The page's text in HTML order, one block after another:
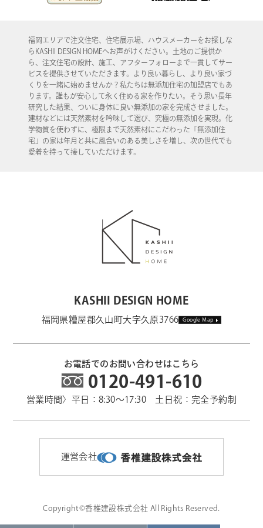
福岡エリアで注文住宅、住宅展示場、ハウスメーカーをお探しな
らKASHII DESIGN HOMEへお声がけください。土地のご提供か
ら、注文住宅の設計、施工、アフターフォローまで一貫してサー
ビスを提供させていただきます。より良い暮らし、より良い家づ
くりを一緒に始めませんか？私たちは無添加住宅の加盟店でもあ
ります。誰もが安心して永く住める家を作りたい。そう思い長年
研究した結果、ついに身体に良い無添加の家を完成させました。
建材などには天然素材を吟味して選び、究極の無添加を実現。化
学物質を使わずに、極限まで天然素材にこだわった「無添加住
宅」の家は年月と共に風合いのある美しさを増し、次の世代でも
愛着を持って接していただけます。
KASHII DESIGN HOME
福岡県糟屋郡久山町大字久原3766 Google Map
お電話でのお問い合わせはこちら
0120-491-610
営業時間〉平日：8:30～17:30 土日祝：完全予約制
運営会社
Copyright©香椎建設株式会社 All Rights Reserved.